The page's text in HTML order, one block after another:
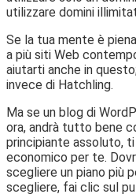
utilizzare domini
Se la tua mente è
a più siti Web
aiutarti anche in
invece di Hatchling.
Ma se un blog di
ora, andrà tutto bene
principiante assoluto,
economico per te.
scegliere un piano più
scegliere, fai clic sul